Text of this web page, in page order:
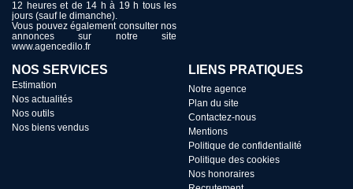
12 heures et de 14 h à 19 h tous les
jours (sauf le dimanche).
Vous pouvez également consulter nos
annonces sur notre site
www.agencedilo.fr
NOS SERVICES
Estimation
Nos actualités
Nos outils
Nos biens vendus
LIENS PRATIQUES
Notre agence
Plan du site
Contactez-nous
Mentions
Politique de confidentialité
Politique des cookies
Nos honoraires